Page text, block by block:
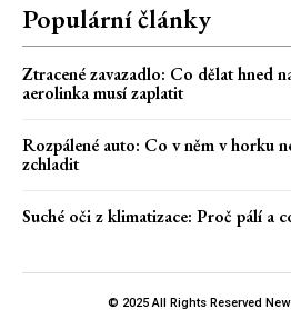
Populární články
Ztracené zavazadlo: Co dělat hned
aerolinka musí zaplatit
Rozpálené auto: Co v něm v horku
zchladit
Suché oči z klimatizace: Proč pálí a
© 2025 All Rights Reserved